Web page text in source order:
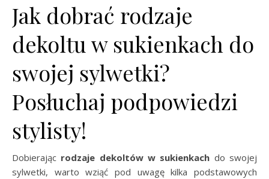
Jak dobrać rodzaje
dekoltu w sukienkach do
swojej sylwetki?
Posłuchaj podpowiedzi
stylisty!
Dobierając rodzaje dekoltów w sukienkach do swojej
sylwetki, warto wziąć pod uwagę kilka podstawowych